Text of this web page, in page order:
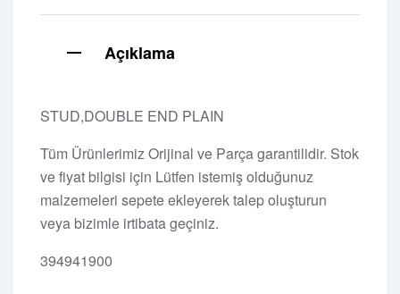
Açıklama
STUD,DOUBLE END PLAIN
Tüm Ürünlerimiz Orijinal ve Parça garantilidir. Stok
ve fiyat bilgisi için Lütfen istemiş olduğunuz
malzemeleri sepete ekleyerek talep oluşturun
veya bizimle irtibata geçiniz.
394941900